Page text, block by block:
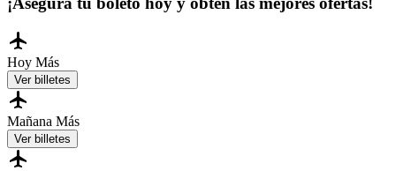
Hoy Más
Ver billetes
Mañana Más
Ver billetes